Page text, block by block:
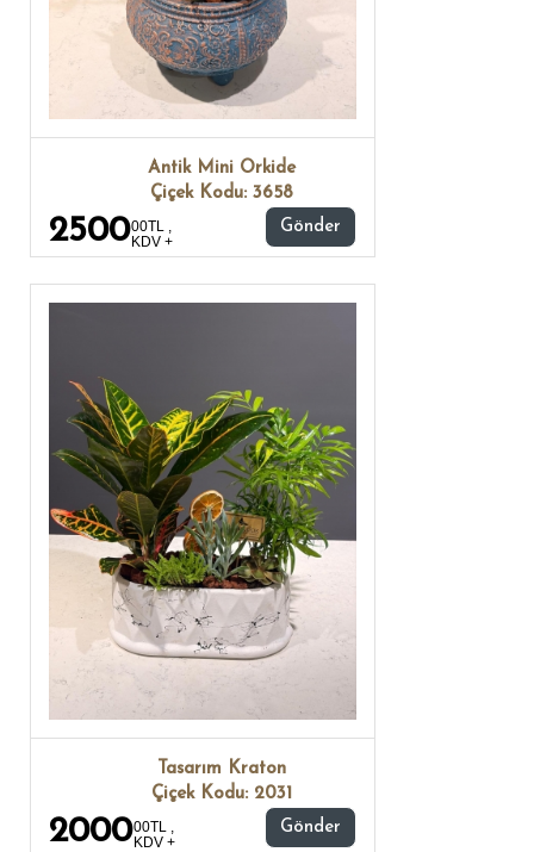
Antik Mini Orkide
Çiçek Kodu: 3658
250000TL ,
KDV +
Gönder
Tasarım Kraton
Çiçek Kodu: 2031
200000TL ,
KDV +
Gönder